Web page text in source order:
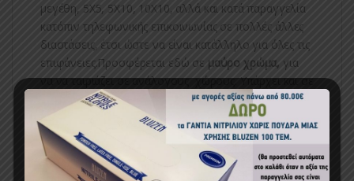
μεγέθη, 5Χ5, 5Χ10, 10Χ10, αλλά και κατά παραγγελία
κατόπιν τηλεφωνικής επικοινωνίας σε πολλές άλλες
διαστάσεις, έτσι ώστε να είναι κατάλληλο για όλες τις
επιφάνειες.Προσφέρεται εδώ σε μαύρο χρώμα, για
να να ταιριάζει σε ανάλογους χώρους. Υπάρχει και σε
λευκό και σε μπεζ , για ειδικές περιπτώσεις.Διάσταση
ματιού 50Χ50mm για περιστέρια ή άλλα μεγαλύτερα
πουλιά. Στο κατάστημά μας διατίθεται πλήρης σειρά
ειδικών εξαρτημάτων στερέωσής του.